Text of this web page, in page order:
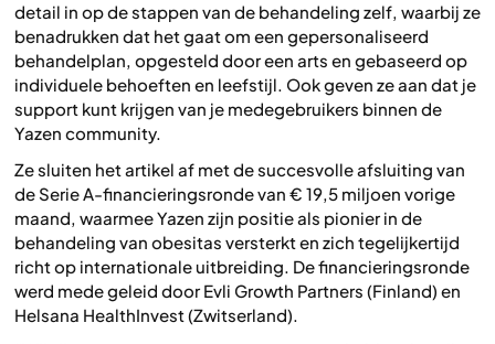
detail in op de stappen van de behandeling zelf, waarbij ze
benadrukken dat het gaat om een gepersonaliseerd
behandelplan, opgesteld door een arts en gebaseerd op
individuele behoeften en leefstijl. Ook geven ze aan dat je
support kunt krijgen van je medegebruikers binnen de
Yazen community.
Ze sluiten het artikel af met de succesvolle afsluiting van
de Serie A-financieringsronde van € 19,5 miljoen vorige
maand, waarmee Yazen zijn positie als pionier in de
behandeling van obesitas versterkt en zich tegelijkertijd
richt op internationale uitbreiding. De financieringsronde
werd mede geleid door Evli Growth Partners (Finland) en
Helsana HealthInvest (Zwitserland).